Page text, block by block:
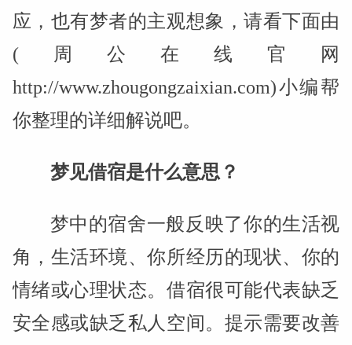
应，也有梦者的主观想象，请看下面由
(周公在线官网
http://www.zhougongzaixian.com)小编帮
你整理的详细解说吧。
梦见借宿是什么意思？
梦中的宿舍一般反映了你的生活视
角，生活环境、你所经历的现状、你的
情绪或心理状态。借宿很可能代表缺乏
安全感或缺乏私人空间。提示需要改善